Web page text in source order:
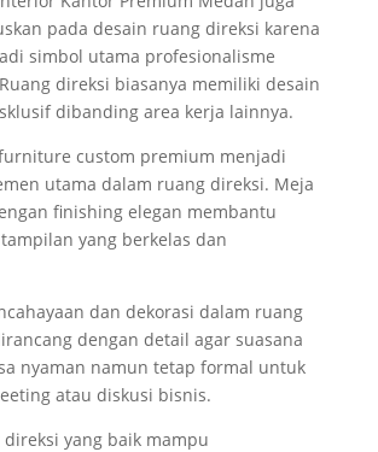
pada desain ruang direksi karena
simbol utama profesionalisme
direksi biasanya memiliki desain
dibanding area kerja lainnya.
custom premium menjadi
utama dalam ruang direksi. Meja
finishing elegan membantu
yang berkelas dan
dan dekorasi dalam ruang
dengan detail agar suasana
nyaman namun tetap formal untuk
atau diskusi bisnis.
yang baik mampu